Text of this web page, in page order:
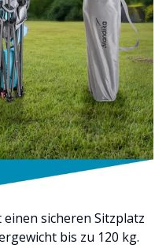
sicheren Sitzplatz
bis zu 120 kg.